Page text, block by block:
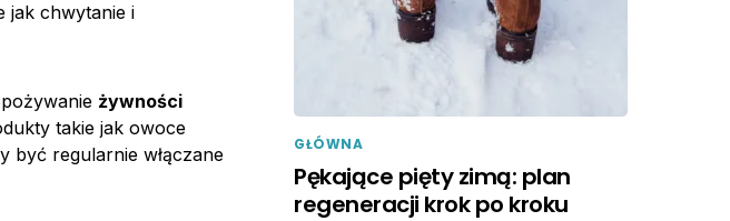
jak chwytanie i
żywności
takie jak owoce
być regularnie włączane
GŁÓWNA
Pękające pięty zimą: plan
regeneracji krok po kroku